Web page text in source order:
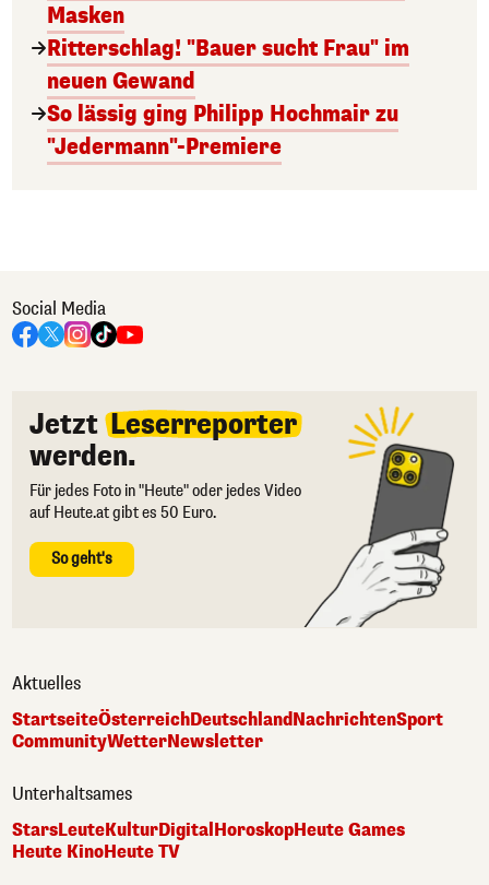
Masken
Ritterschlag! "Bauer sucht Frau" im
neuen Gewand
So lässig ging Philipp Hochmair zu
"Jedermann"-Premiere
Social Media
Jetzt Leserreporter
werden.
Für jedes Foto in "Heute" oder jedes Video
auf Heute.at gibt es 50 Euro.
So geht's
Aktuelles
StartseiteÖsterreichDeutschlandNachrichtenSport
CommunityWetterNewsletter
Unterhaltsames
StarsLeuteKulturDigital HoroskopHeute Games
Heute KinoHeute TV